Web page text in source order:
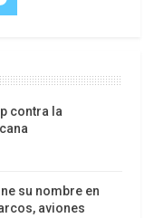
visitar los
detrás de la
Reza Haji
vigilancia del
contra la
su nombre en
aviones